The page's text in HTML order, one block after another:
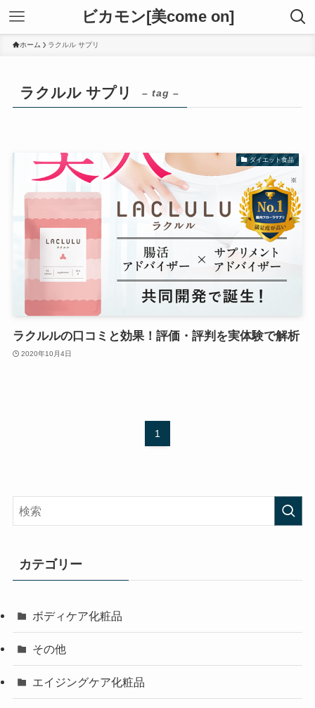
ビカモン[美come on]
ホーム ラクルル サプリ
ラクルル サプリ – tag –
ダイエット食品
ラクルルの口コミと効果！評価・評判を実体験で解析
2020年10月4日
1
カテゴリー
ボディケア化粧品
その他
エイジングケア化粧品